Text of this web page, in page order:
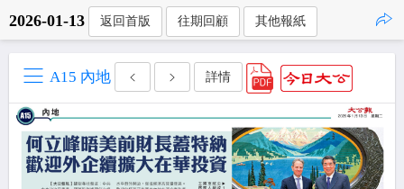
2026-01-13 返回首版 往期回顧 其他報紙
A15 內地 詳情